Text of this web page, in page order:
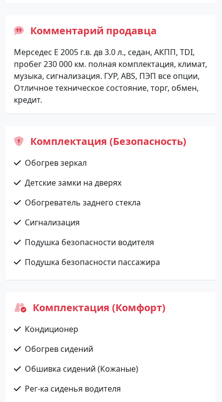
Комментарий продавца
Мерседес Е 2005 г.в. дв 3.0 л., седан, АКПП, TDI,
пробег 230 000 км. полная комплектация, климат,
музыка, сигнализация. ГУР, ABS, ПЭП все опции,
Отличное техническое состояние, торг, обмен,
кредит.
Комплектация (Безопасность)
Обогрев зеркал
Детские замки на дверях
Обогреватель заднего стекла
Сигнализация
Подушка безопасности водителя
Подушка безопасности пассажира
Комплектация (Комфорт)
Кондиционер
Обогрев сидений
Обшивка сидений (Кожаные)
Рег-ка сиденья водителя